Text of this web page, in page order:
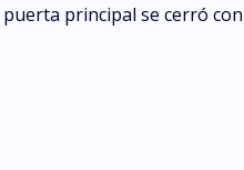
principal se cerró